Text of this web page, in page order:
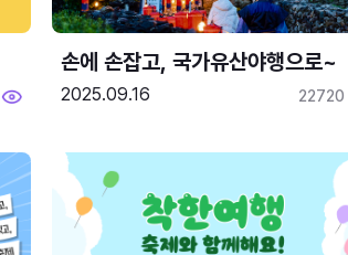
손에 손잡고, 국가유산야행으로~
2025.09.16 22720